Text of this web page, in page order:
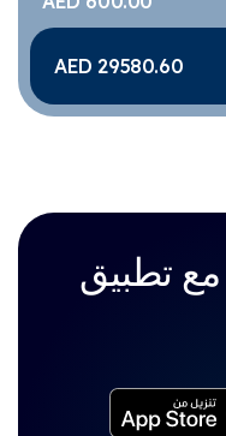
AED 29580.60
تطبيق